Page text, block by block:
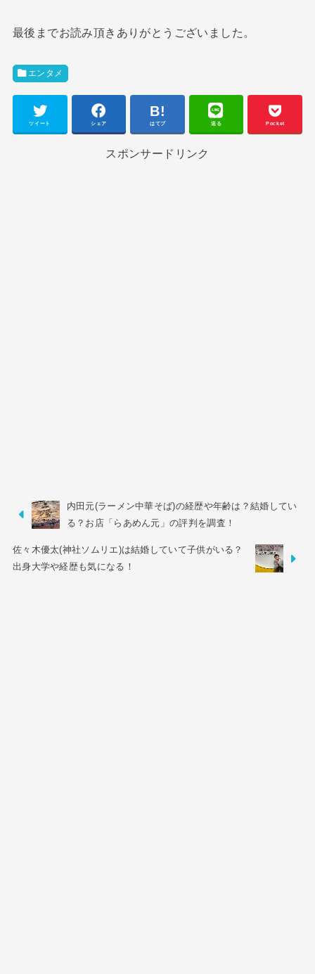
最後までお読み頂きありがとうございました。
エンタメ
ツイート シェア はてブ 送る Pocket
スポンサードリンク
内田元(ラーメン中華そば)の経歴や年齢は？結婚してい
る？お店「らあめん元」の評判を調査！
佐々木優太(神社ソムリエ)は結婚していて子供がいる？
出身大学や経歴も気になる！